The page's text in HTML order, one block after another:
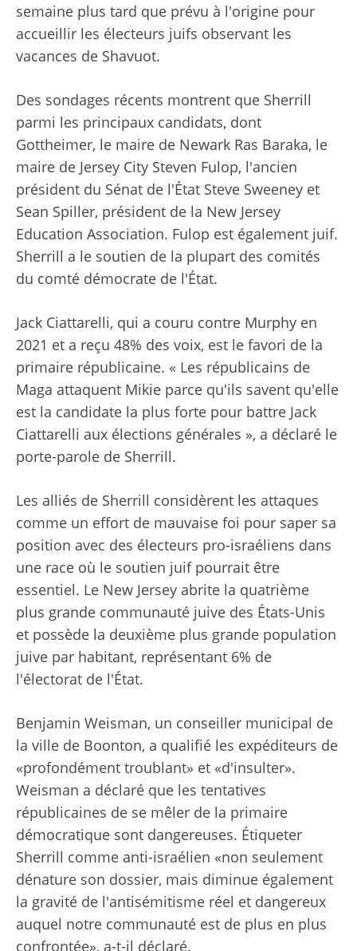
semaine plus tard que prévu à l'origine pour
accueillir les électeurs juifs observant les
vacances de Shavuot.
Des sondages récents montrent que Sherrill
parmi les principaux candidats, dont
Gottheimer, le maire de Newark Ras Baraka, le
maire de Jersey City Steven Fulop, l'ancien
président du Sénat de l'État Steve Sweeney et
Sean Spiller, président de la New Jersey
Education Association. Fulop est également juif.
Sherrill a le soutien de la plupart des comités
du comté démocrate de l'État.
Jack Ciattarelli, qui a couru contre Murphy en
2021 et a reçu 48% des voix, est le favori de la
primaire républicaine. « Les républicains de
Maga attaquent Mikie parce qu'ils savent qu'elle
est la candidate la plus forte pour battre Jack
Ciattarelli aux élections générales », a déclaré le
porte-parole de Sherrill.
Les alliés de Sherrill considèrent les attaques
comme un effort de mauvaise foi pour saper sa
position avec des électeurs pro-israéliens dans
une race où le soutien juif pourrait être
essentiel. Le New Jersey abrite la quatrième
plus grande communauté juive des États-Unis
et possède la deuxième plus grande population
juive par habitant, représentant 6% de
l'électorat de l'État.
Benjamin Weisman, un conseiller municipal de
la ville de Boonton, a qualifié les expéditeurs de
«profondément troublant» et «d'insulter».
Weisman a déclaré que les tentatives
républicaines de se mêler de la primaire
démocratique sont dangereuses. Étiqueter
Sherrill comme anti-israélien «non seulement
dénature son dossier, mais diminue également
la gravité de l'antisémitisme réel et dangereux
auquel notre communauté est de plus en plus
confrontée», a-t-il déclaré.